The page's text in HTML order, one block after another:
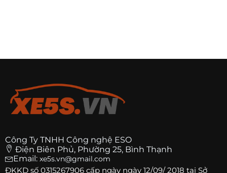
Công Ty TNHH Công nghệ ESO
Điện Biên Phủ, Phường 25, Bình Thạnh
Email: xe5s.vn@gmail.com
ĐKKD số 0315267906 cấp ngày ngày 12/09/ 2018 tại Sở